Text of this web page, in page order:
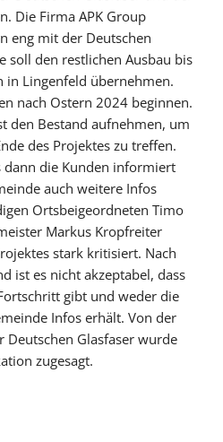
Die Firma APK Group
eng mit der Deutschen
soll den restlichen Ausbau bis
in Lingenfeld übernehmen.
nach Ostern 2024 beginnen.
den Bestand aufnehmen, um
des Projektes zu treffen.
dann die Kunden informiert
auch weitere Infos
Ortsbeigeordneten Timo
Markus Kropfreiter
stark kritisiert. Nach
ist es nicht akzeptabel, dass
gibt und weder die
Infos erhält. Von der
Deutschen Glasfaser wurde
zugesagt.